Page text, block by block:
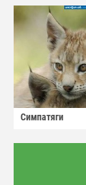
Симпатяги